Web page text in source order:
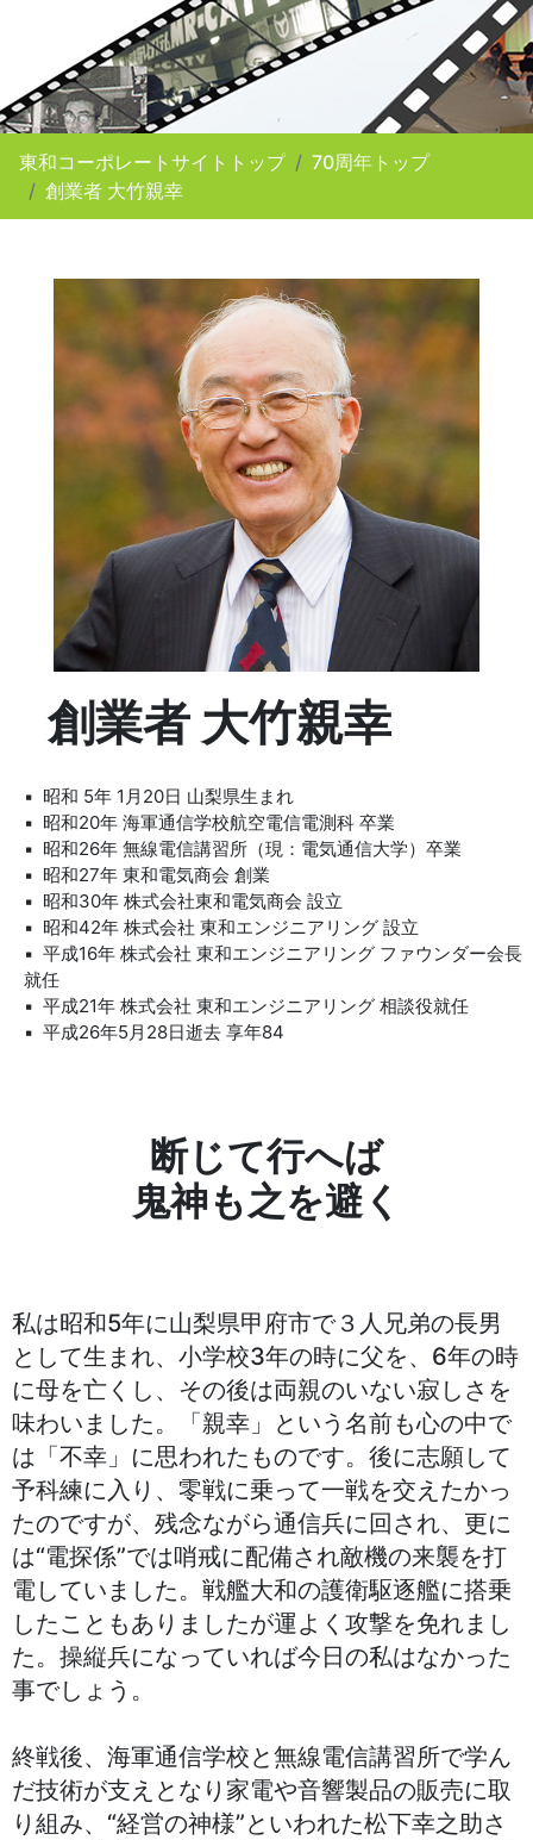
東和コーポレートサイトトップ
70周年トップ
創業者 大竹親幸
創業者 大竹親幸
▪ 昭和 5年 1月20日 山梨県生まれ
▪ 昭和20年 海軍通信学校航空電信電測科 卒業
▪ 昭和26年 無線電信講習所（現：電気通信大学）卒業
▪ 昭和27年 東和電気商会 創業
▪ 昭和30年 株式会社東和電気商会 設立
▪ 昭和42年 株式会社 東和エンジニアリング 設立
▪ 平成16年 株式会社 東和エンジニアリング ファウンダー会長
就任
▪ 平成21年 株式会社 東和エンジニアリング 相談役就任
▪ 平成26年5月28日逝去 享年84
断じて行へば
鬼神も之を避く
私は昭和5年に山梨県甲府市で３人兄弟の長男
として生まれ、小学校3年の時に父を、6年の時
に母を亡くし、その後は両親のいない寂しさを
味わいました。「親幸」という名前も心の中で
は「不幸」に思われたものです。後に志願して
予科練に入り、零戦に乗って一戦を交えたかっ
たのですが、残念ながら通信兵に回され、更に
は“電探係”では哨戒に配備され敵機の来襲を打
電していました。戦艦大和の護衛駆逐艦に搭乗
したこともありましたが運よく攻撃を免れまし
た。操縦兵になっていれば今日の私はなかった
事でしょう。
終戦後、海軍通信学校と無線電信講習所で学ん
だ技術が支えとなり家電や音響製品の販売に取
り組み、“経営の神様”といわれた松下幸之助さ